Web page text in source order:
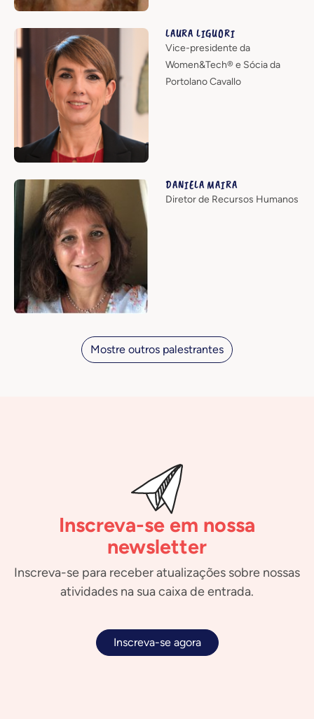
LAURA LIGUORI
Vice-presidente da
Women&Tech® e Sócia da
Portolano Cavallo
DANIELA MAIRA
Diretor de Recursos Humanos
Mostre outros palestrantes
Inscreva-se em nossa
newsletter
Inscreva-se para receber atualizações sobre nossas
atividades na sua caixa de entrada.
Inscreva-se agora